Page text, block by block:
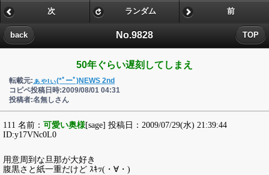
No.9828
back TOP
次 ランダム 前
50年ぐらい遅刻してしまえ
転載元: ぁゃιぃ(*ﾟーﾟ)NEWS 2nd
コピペ投稿日時:2009/08/01 04:31
投稿者:名無しさん
111 名前： 可愛い奥様[sage] 投稿日：2009/07/29(水) 21:39:44
ID:y17VNc0L0
用意周到な旦那が大好き
腹黒さと紙一重だけど ｽｷｯ(・∀・)